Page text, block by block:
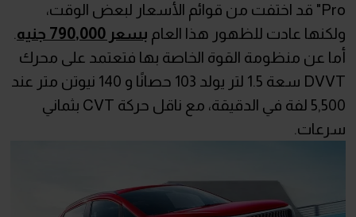
Pro" قد اختفت من قوائم الأسعار لبعض الوقت،
ولكنها عادت للظهور هذا العام بسعر 790,000 جنيه
أما عن منظومة القوة الخاصة بها فتعتمد على محرك
DVVT سعة 1.5 لتر يولد 103 حصانًا و 140 نيوتن متر عند
5,500 لفة في الدقيقة، مع ناقل حركة CVT بثماني
سرعات.